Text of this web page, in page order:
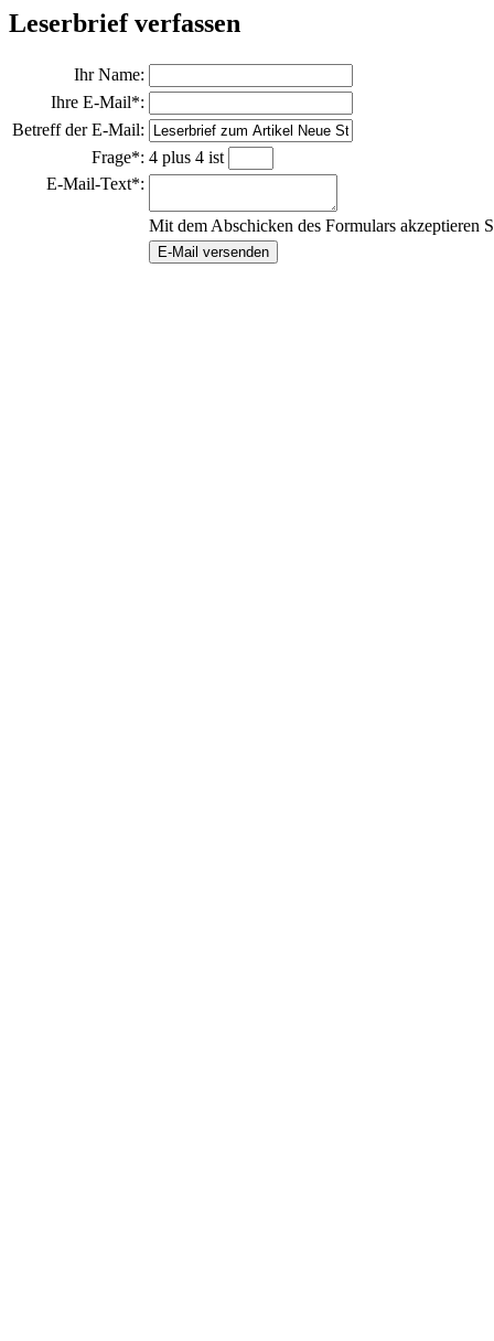
Leserbrief verfassen
Ihr Name:
Ihre E-Mail*:
Betreff der E-Mail:
Frage*: 4 plus 4 ist
E-Mail-Text*:
Mit dem Abschicken des Formulars akzeptieren
E-Mail versenden